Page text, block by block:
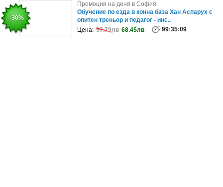
-17%
Промоция на деня в Сливен:
Отдих в Троянския Балкан: Нощувка със закуска
и вечеря, плюс релакс зона, ..
Цена: 120.01лв 100.00лв 99:35:
-30%
Промоция на деня в София:
Обучение по езда в конна база Хан Аспарух с
опитен треньор и педагог - инс..
Цена: 97.79лв 68.45лв 99:35:09